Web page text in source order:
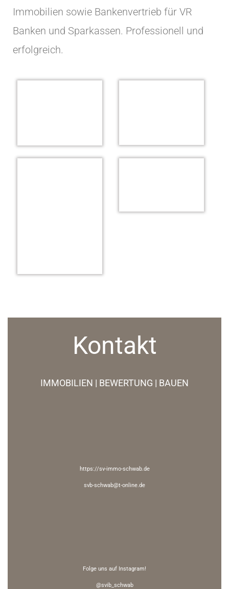
Immobilien sowie Bankenvertrieb für VR
Banken und Sparkassen. Professionell und
erfolgreich.
Kontakt
IMMOBILIEN | BEWERTUNG | BAUEN
https://sv-immo-schwab.de
svb-schwab@t-online.de
Folge uns auf Instagram!
@svib_schwab